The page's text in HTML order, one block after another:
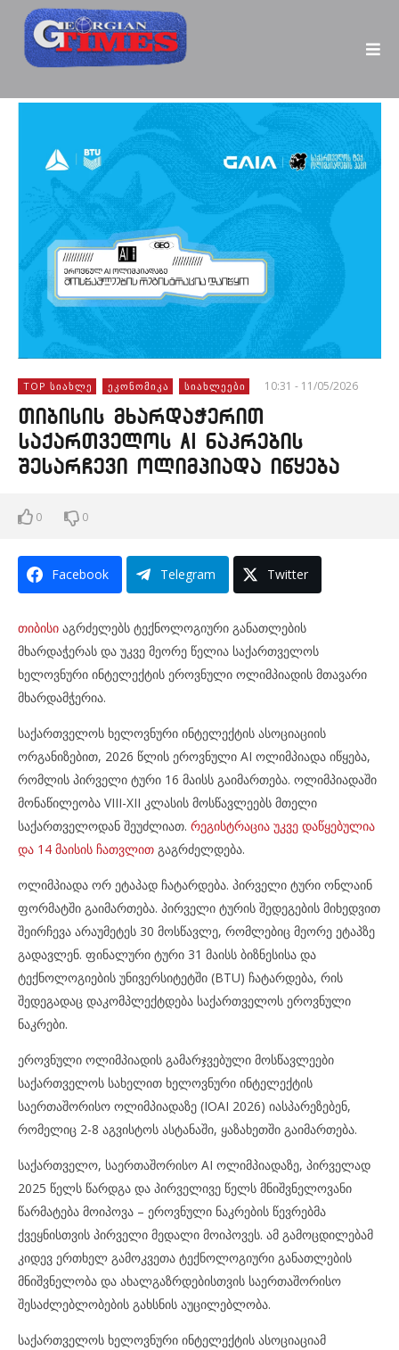
TOP ᲡᲘᲐᲮᲚᲔ ᲔᲙᲝᲜᲝᲛᲘᲙᲐ ᲡᲘᲐᲮᲚᲔᲔᲑᲘ 10:31 - 11/05/2026
თიბისის მხარდაჭერით
საქართველოს AI ნაკრების
შესარჩევი ოლიმპიადა იწყება
0 0
Facebook Telegram Twitter
თიბისი აგრძელებს ტექნოლოგიური განათლების
მხარდაჭერას და უკვე მეორე წელია საქართველოს
ხელოვნური ინტელექტის ეროვნული ოლიმპიადის მთავარი
მხარდამჭერია.
საქართველოს ხელოვნური ინტელექტის ასოციაციის
ორგანიზებით, 2026 წლის ეროვნული AI ოლიმპიადა იწყება,
რომლის პირველი ტური 16 მაისს გაიმართება. ოლიმპიადაში
მონაწილეობა VIII-XII კლასის მოსწავლეებს მთელი
საქართველოდან შეუძლიათ. რეგისტრაცია უკვე დაწყებულია
და 14 მაისის ჩათვლით გაგრძელდება.
ოლიმპიადა ორ ეტაპად ჩატარდება. პირველი ტური ონლაინ
ფორმატში გაიმართება. პირველი ტურის შედეგების მიხედვით
შეირჩევა არაუმეტეს 30 მოსწავლე, რომლებიც მეორე ეტაპზე
გადავლენ. ფინალური ტური 31 მაისს ბიზნესისა და
ტექნოლოგიების უნივერსიტეტში (BTU) ჩატარდება, რის
შედეგადაც დაკომპლექტდება საქართველოს ეროვნული
ნაკრები.
ეროვნული ოლიმპიადის გამარჯვებული მოსწავლეები
საქართველოს სახელით ხელოვნური ინტელექტის
საერთაშორისო ოლიმპიადაზე (IOAI 2026) იასპარეზებენ,
რომელიც 2-8 აგვისტოს ასტანაში, ყაზახეთში გაიმართება.
საქართველო, საერთაშორისო AI ოლიმპიადაზე, პირველად
2025 წელს წარდგა და პირველივე წელს მნიშვნელოვანი
წარმატება მოიპოვა – ეროვნული ნაკრების წევრებმა
ქვეყნისთვის პირველი მედალი მოიპოვეს. ამ გამოცდილებამ
კიდევ ერთხელ გამოკვეთა ტექნოლოგიური განათლების
მნიშვნელობა და ახალგაზრდებისთვის საერთაშორისო
შესაძლებლობების გახსნის აუცილებლობა.
საქართველოს ხელოვნური ინტელექტის ასოციაციამ